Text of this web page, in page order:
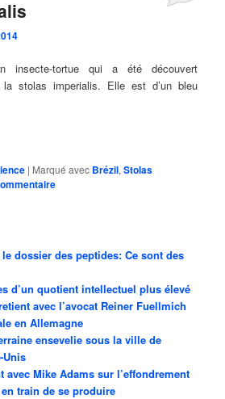
insecte-tortue qui a été découvert
stolas imperialis. Elle est d’un bleu
| Marqué avec Brézil,Stolas
dossier des peptides: Ce sont des
d’un quotient intellectuel plus élevé
avec l’avocat Reiner Fuellmich
en Allemagne
ensevelie sous la ville de
Unis
avec Mike Adams sur l’effondrement
train de se produire